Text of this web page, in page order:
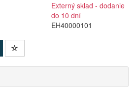
Externý sklad - dodanie
do 10 dní
EH40000101